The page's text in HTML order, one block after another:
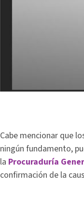
Cabe mencionar que
ningún fundamento,
la Procuraduría
confirmación de la